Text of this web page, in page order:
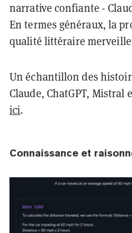
narrative confiante -
En termes généraux, la
qualité littéraire
Un échantillon des
Claude, ChatGPT, Mistral
ici.
Connaissance et